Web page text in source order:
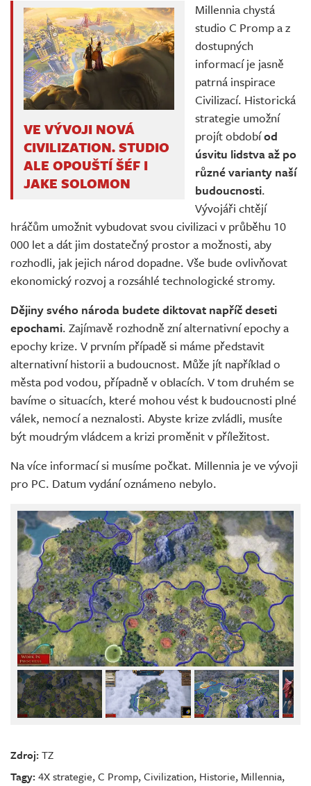
VE VÝVOJI NOVÁ
CIVILIZATION. STUDIO
ALE OPOUŠTÍ ŠÉF I
JAKE SOLOMON
Millennia chystá
studio C Promp a z
dostupných
informací je jasně
patrná inspirace
Civilizací. Historická
strategie umožní
projít obdobíod
úsvitu lidstva až po
různé varianty naší
budoucnosti.
Vývojáři chtějí
hráčům umožnit vybudovat svou civilizaci v průběhu 10
000 let a dát jim dostatečný prostor a možnosti, aby
rozhodli, jak jejich národ dopadne. Vše bude ovlivňovat
ekonomický rozvoj a rozsáhlé technologické stromy.
Dějiny svého národa budete diktovat napříč deseti
epochami. Zajímavě rozhodně zní alternativní epochy a
epochy krize. V prvním případě si máme představit
alternativní historii a budoucnost. Může jít například o
města pod vodou, případně v oblacích. V tom druhém se
bavíme o situacích, které mohou vést k budoucnosti plné
válek, nemocí a neznalosti. Abyste krize zvládli, musíte
být moudrým vládcem a krizi proměnit v příležitost.
Na více informací si musíme počkat. Millennia je ve vývoji
pro PC. Datum vydání oznámeno nebylo.
Zdroj:TZ
Tagy:4X strategie,C Promp,Civilization, Historie, Millennia,